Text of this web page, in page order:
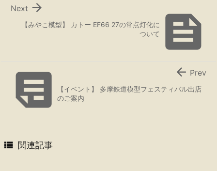

【みやこ模型】 カトー EF66 27の常点灯化に
ついて

Next
 【イベント】 多摩鉄道模型フェスティバル出店
のご案内
 Prev
 関連記事